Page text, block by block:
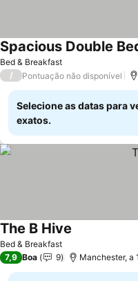
Bed & Breakfast
/ Pontuação não disponível
Selecione as datas para
exatos.
Bed & Breakfast
The B Hive
7,9 Boa 9 Manchester, a